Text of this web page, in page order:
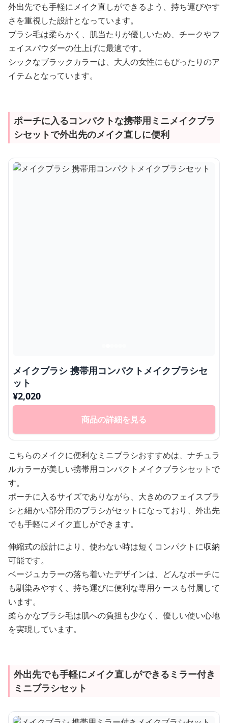
外出先でも手軽にメイク直しができるよう、持ち運びやす
さを重視した設計となっています。
ブラシ毛は柔らかく、肌当たりが優しいため、チークやフ
ェイスパウダーの仕上げに最適です。
シックなブラックカラーは、大人の女性にもぴったりのア
イテムとなっています。
ポーチに入るコンパクトな携帯用ミニメイクブラ
シセットで外出先のメイク直しに便利
メイクブラシ 携帯用コンパクトメイクブラシセ
ット
¥2,020
商品の詳細を見る
こちらのメイクに便利なミニブラシおすすめは、ナチュラ
ルカラーが美しい携帯用コンパクトメイクブラシセットで
す。
ポーチに入るサイズでありながら、大きめのフェイスブラ
シと細かい部分用のブラシがセットになっており、外出先
でも手軽にメイク直しができます。
伸縮式の設計により、使わない時は短くコンパクトに収納
可能です。
ベージュカラーの落ち着いたデザインは、どんなポーチに
も馴染みやすく、持ち運びに便利な専用ケースも付属して
います。
柔らかなブラシ毛は肌への負担も少なく、優しい使い心地
を実現しています。
外出先でも手軽にメイク直しができるミラー付き
ミニブラシセット